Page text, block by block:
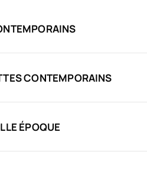
CONTEMPORAINS
ÉPOQUE